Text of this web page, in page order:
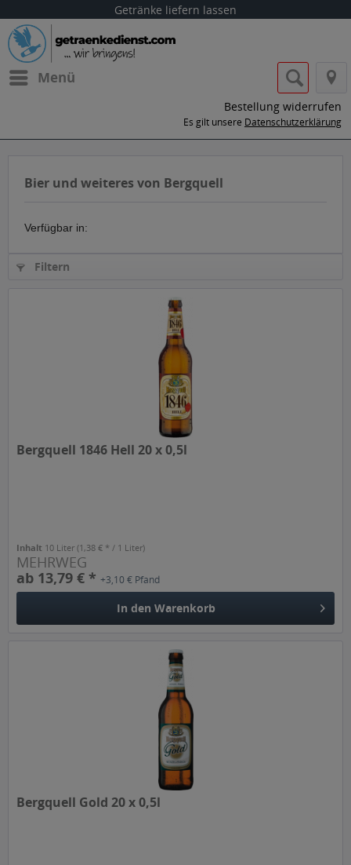
Getränke liefern lassen
Menü
Bestellung widerrufen
Es gilt unsere Datenschutzerklärung
Bier und weiteres von Bergquell
Verfügbar in:
Filtern
Bergquell 1846 Hell 20 x 0,5l
Inhalt 10 Liter(1,38 € * / 1 Liter)
MEHRWEG
ab 13,79 € *+3,10 € Pfand
In den Warenkorb
Bergquell Gold 20 x 0,5l